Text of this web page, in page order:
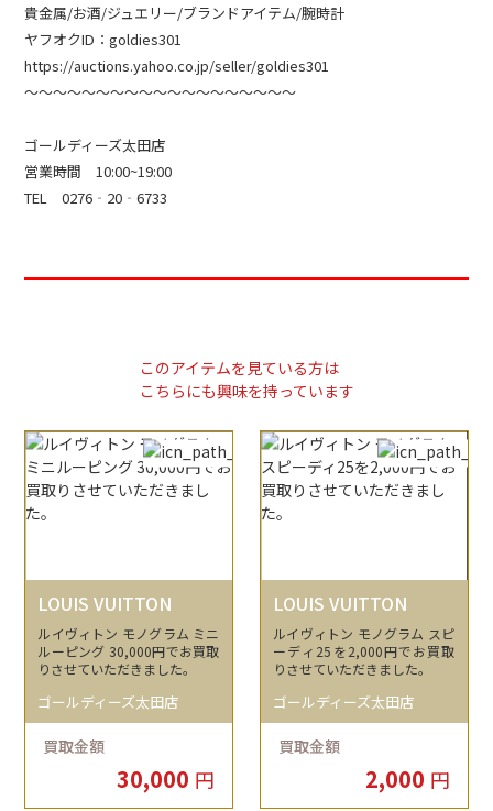
貴金属/お酒/ジュエリー/ブランドアイテム/腕時計
ヤフオクID：goldies301
https://auctions.yahoo.co.jp/seller/goldies301
～～～～～～～～～～～～～～～～～～～
ゴールディーズ太田店
営業時間 10:00~19:00
TEL 0276‐20‐6733
このアイテムを見ている方は
こちらにも興味を持っています
LOUIS VUITTON
ルイヴィトン モノグラム ミニ
ルーピング 30,000円でお買取
りさせていただきました。
ゴールディーズ太田店
買取金額
30,000 円
LOUIS VUITTON
ルイヴィトン モノグラム スピ
ーディ25を2,000円でお買取
りさせていただきました。
ゴールディーズ太田店
買取金額
2,000 円